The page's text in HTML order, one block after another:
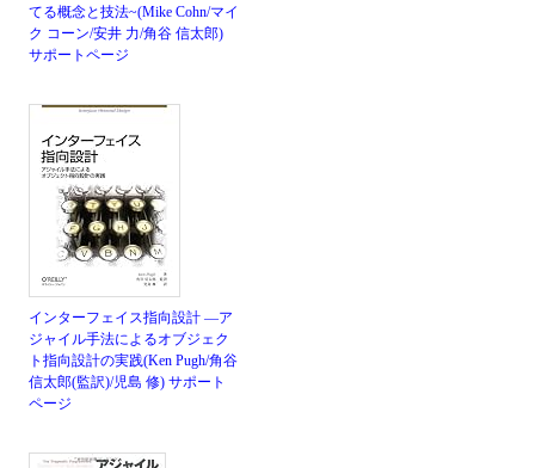
てる概念と技法~(Mike Cohn/マイ
ク コーン/安井 力/角谷 信太郎)
サポートページ
インターフェイス指向設計 ―ア
ジャイル手法によるオブジェク
ト指向設計の実践(Ken Pugh/角谷
信太郎(監訳)/児島 修) サポート
ページ